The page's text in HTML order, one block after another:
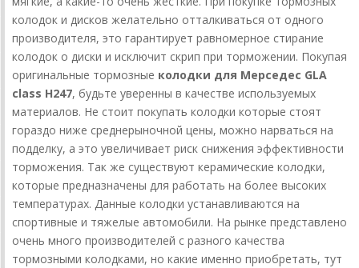
колодок и дисков желательно отталкиваться от одного
производителя, это гарантирует равномерное стирание
колодок о диски и исключит скрип при торможении. Покупая
оригинальные тормозные колодки для Мерседес GLA
class H247, будьте уверенны в качестве используемых
материалов. Не стоит покупать колодки которые стоят
гораздо ниже среднерыночной цены, можно нарваться на
подделку, а это увеличивает риск снижения эффективности
торможения. Так же существуют керамические колодки,
которые предназначены для работать на более высоких
температурах. Данные колодки устанавливаются на
спортивные и тяжелые автомобили. На рынке представлено
очень много производителей с разного качества
тормозными колодками, но какие именно приобретать, тут